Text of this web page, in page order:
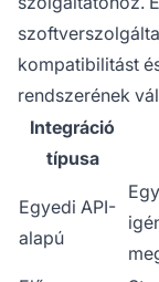
kompatibilitást
rendszerének
Integráció
típusa
Egyedi API-
alapú